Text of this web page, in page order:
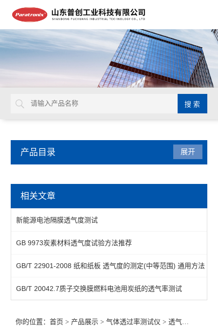
产品目录
透气度测试仪
气体透过量测定仪
压差法透气仪
查看全部 >>
展开
相关文章
新能源电池隔膜透气度测试
GB 9973炭素材料透气度试验方法推荐
GB/T 22901-2008 纸和纸板 透气度的测定(中等范围) 通用方法
GB/T 20042.7质子交换膜燃料电池用炭纸的透气率测试
你的位置：首页 > 产品展示 >气体透过率测试仪 >透气度测试仪